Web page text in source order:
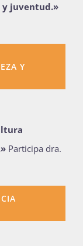
y juventud.»
Y
Participa dra.